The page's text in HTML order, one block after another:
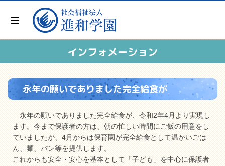
インフォメーション
永年の願いでありました完全給食が
永年の願いでありました完全給食が、令和2年4月より実現し
ます。今まで保護者の方は、朝の忙しい時間にご飯の用意をし
ていましたが、4月からは保育園が完全給食として温かいごは
ん、麺、パン等を提供します。
これからも安全・安心を基本として「子ども」を中心に保護者